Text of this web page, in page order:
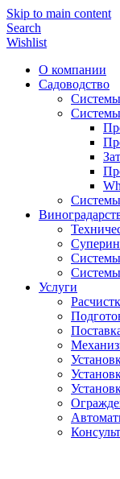
Skip to main content
Search
Wishlist
О компании
Садоводство
Услуги